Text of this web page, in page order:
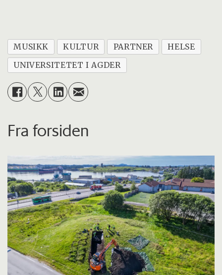
MUSIKK KULTUR PARTNER
HELSE
UNIVERSITETET I AGDER
Fra forsiden